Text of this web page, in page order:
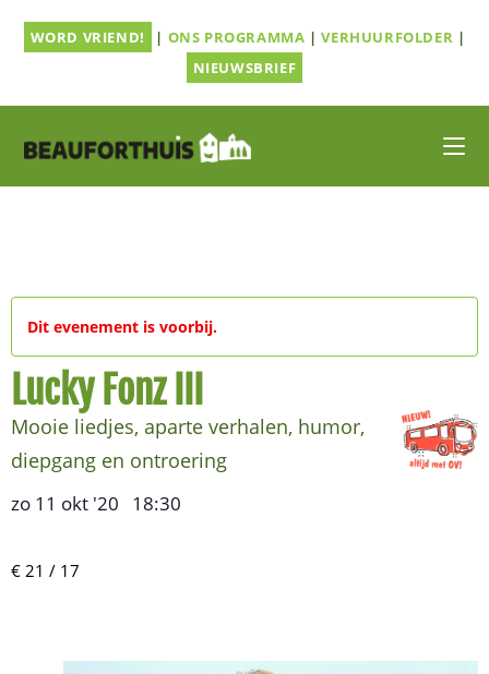
naarWORD VRIEND! | ONS PROGRAMMA |VERHUURFOLDER |
NIEUWSBRIEF
Dit evenement is voorbij.
Lucky Fonz III
Mooie liedjes, aparte verhalen, humor,
diepgang en ontroering
zo 11 okt '20 18:30
€ 21 / 17